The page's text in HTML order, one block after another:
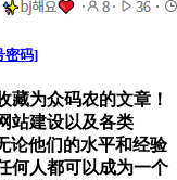
密码]
藏为众码农的文章！
站建设以及各类
论他们的水平和经验
何人都可以成为一个